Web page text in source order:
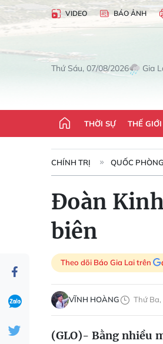
VIDEO BÁO ẢNH
Thứ Sáu, 07/08/2026 Gia
THỜI SỰ THẾ GIỚI
CHÍNH TRỊ QUỐC
Đoàn
biên
Theo dõi Báo Gia Lai trên
VĨNH HOÀNG Thứ
(GLO)- Bằng nhiều